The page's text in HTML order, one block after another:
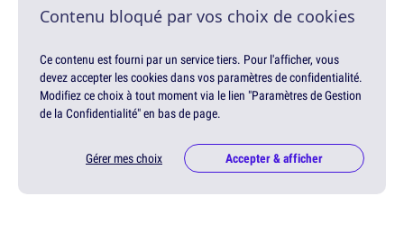
Contenu bloqué par vos choix de cookies
Ce contenu est fourni par un service tiers. Pour l'afficher, vous
devez accepter les cookies dans vos paramètres de confidentialité.
Modifiez ce choix à tout moment via le lien "Paramètres de Gestion
de la Confidentialité" en bas de page.
Gérer mes choix Accepter & afficher